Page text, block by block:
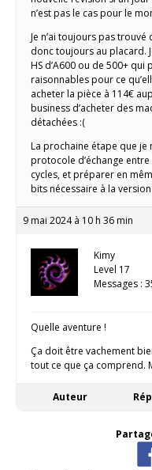
n’est pas le cas pour le
Je n’ai toujours pas trouvé
donc toujours au placard.
HS d’A600 ou de 500+
raisonnables pour ce
acheter la pièce à 114€
business d’acheter des
détachées :(
La prochaine étape que je
protocole d’échange
cycles, et préparer en
bits nécessaire à la version
9 mai 2024 à 10 h 36 min
Kimy
Level 17
Messages :
Quelle aventure !
Ça doit être vachement
tout ce que ça comprend.
Auteur